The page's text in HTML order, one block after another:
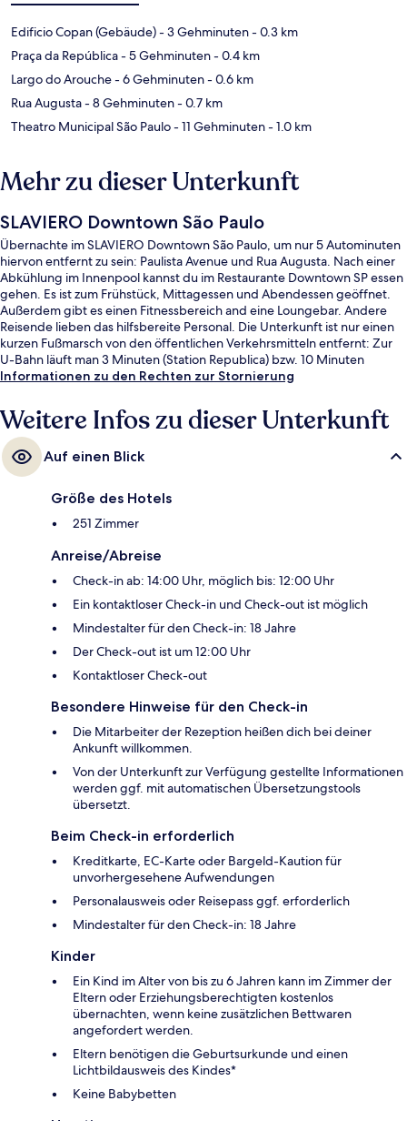
Edificio Copan (Gebäude)- 3 Gehminuten- 0.3 km
Praça da República- 5 Gehminuten- 0.4 km
Largo do Arouche- 6 Gehminuten- 0.6 km
Rua Augusta- 8 Gehminuten- 0.7 km
Theatro Municipal São Paulo- 11 Gehminuten- 1.0 km
Mehr zu dieser Unterkunft
SLAVIERO Downtown São Paulo
Übernachte im SLAVIERO Downtown São Paulo, um nur 5 Autominuten
hiervon entfernt zu sein: Paulista Avenue und Rua Augusta. Nach einer
Abkühlung im Innenpool kannst du im Restaurante Downtown SP essen
gehen. Es ist zum Frühstück, Mittagessen und Abendessen geöffnet.
Außerdem gibt es einen Fitnessbereich and eine Loungebar. Andere
Reisende lieben das hilfsbereite Personal. Die Unterkunft ist nur einen
kurzen Fußmarsch von den öffentlichen Verkehrsmitteln entfernt: Zur
U-Bahn läuft man 3 Minuten (Station Republica) bzw. 10 Minuten
(Station Anhangabaú).
Informationen zu den Rechten zur Stornierung
Weitere Infos zu dieser Unterkunft
Auf einen Blick
Größe des Hotels
251 Zimmer
Anreise/Abreise
Check-in ab: 14:00 Uhr, möglich bis: 12:00 Uhr
Ein kontaktloser Check-in und Check-out ist möglich
Mindestalter für den Check-in: 18 Jahre
Der Check-out ist um 12:00 Uhr
Kontaktloser Check-out
Besondere Hinweise für den Check-in
Die Mitarbeiter der Rezeption heißen dich bei deiner
Ankunft willkommen.
Von der Unterkunft zur Verfügung gestellte Informationen
werden ggf. mit automatischen Übersetzungstools
übersetzt.
Beim Check-in erforderlich
Kreditkarte, EC-Karte oder Bargeld-Kaution für
unvorhergesehene Aufwendungen
Personalausweis oder Reisepass ggf. erforderlich
Mindestalter für den Check-in: 18 Jahre
Kinder
Ein Kind im Alter von bis zu 6 Jahren kann im Zimmer der
Eltern oder Erziehungsberechtigten kostenlos
übernachten, wenn keine zusätzlichen Bettwaren
angefordert werden.
Eltern benötigen die Geburtsurkunde und einen
Lichtbildausweis des Kindes*
Keine Babybetten